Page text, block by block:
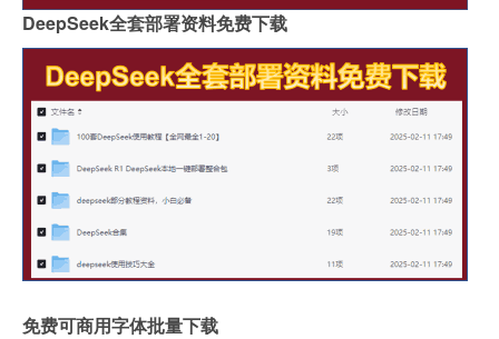
DeepSeek全套部署资料免费下载
免费可商用字体批量下载